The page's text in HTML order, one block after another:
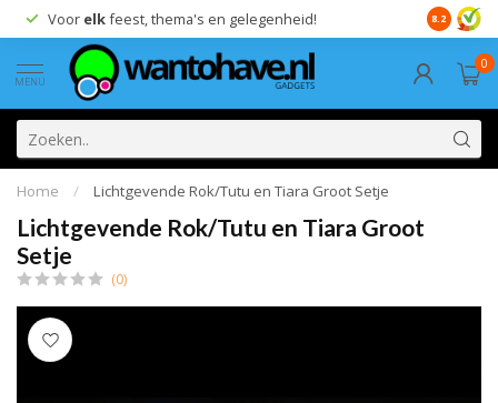
Voor elkfeest, thema's en gelegenheid! 8.2
MENU
0
Home / Lichtgevende Rok/Tutu en Tiara Groot Setje
Lichtgevende Rok/Tutu en Tiara Groot
Setje
(0)